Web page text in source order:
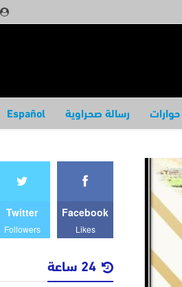
حوارات رسالة صحراوية Español
Facebook
Likes
Twitter
Followers